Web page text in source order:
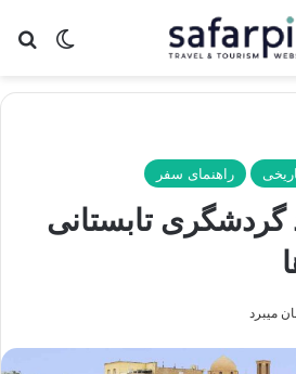
تغییر
راهنمای سفر
گردشگری تابستانی